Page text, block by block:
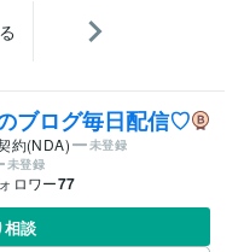
ブログ毎日配信♡
約(NDA) 未登録
未登録
ロワー77
相談